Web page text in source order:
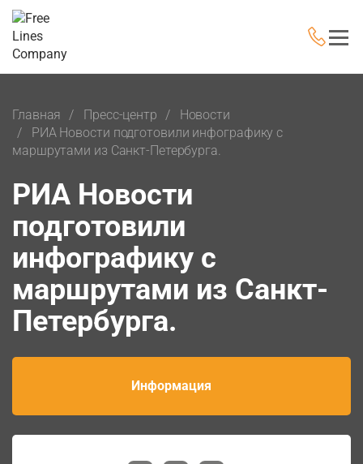
Главная Пресс-центр
Новости
РИА Новости подготовили инфографику с
маршрутами из Санкт-Петербурга.
РИА Новости
подготовили
инфографику с
маршрутами из Санкт-
Петербурга.
Информация